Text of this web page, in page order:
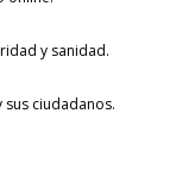
y sanidad.
ciudadanos.